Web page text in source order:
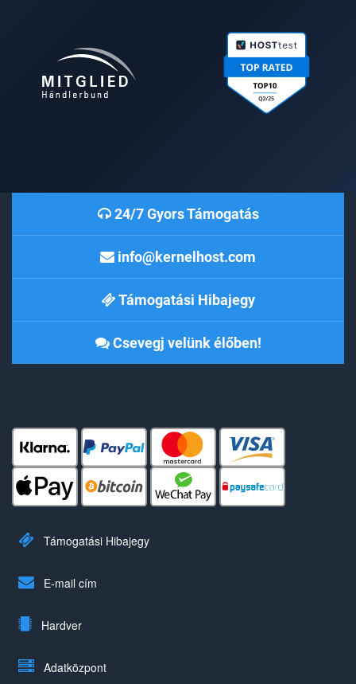
24/7 Gyors Támogatás
info@kernelhost.com
Támogatási Hibajegy
Csevegj velünk élőben!
Támogatási Hibajegy
E-mail cím
Hardver
Adatközpont